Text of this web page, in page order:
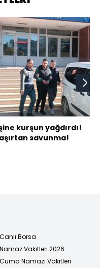
kurşun yağdırdı!
savunma!
Canlı Borsa
Namaz Vakitleri 2026
Cuma Namazı Vakitleri